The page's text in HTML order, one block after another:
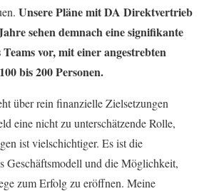
Unsere Pläne mit DA Direktvertrieb
sehen demnach eine signifikante
vor, mit einer angestrebten
bis 200 Personen.
über rein finanzielle Zielsetzungen
eine nicht zu unterschätzende Rolle,
ist vielschichtiger. Es ist die
Geschäftsmodell und die Möglichkeit,
zum Erfolg zu eröffnen. Meine